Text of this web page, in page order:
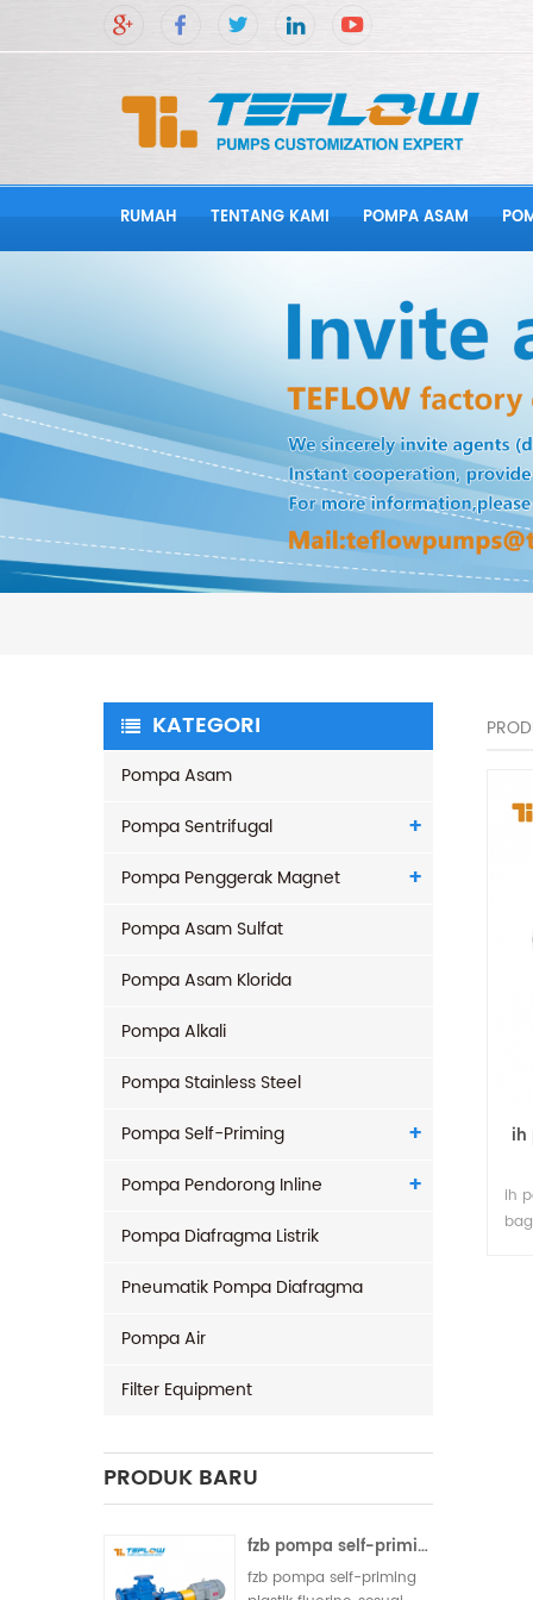
RUMAH TENTANG KAMI POMPA ASAM
KATEGORI
Pompa Asam
Pompa Sentrifugal
Pompa Penggerak Magnet
Pompa Asam Sulfat
Pompa Asam Klorida
Pompa Alkali
Pompa Stainless Steel
Pompa Self-Priming
Pompa Pendorong Inline
Pompa Diafragma Listrik
Pneumatik Pompa Diafragma
Pompa Air
Filter Equipment
PRODUK BARU
fzb pompa self-priming plastik fluorin
fzb pompa self-priming
ih
ih